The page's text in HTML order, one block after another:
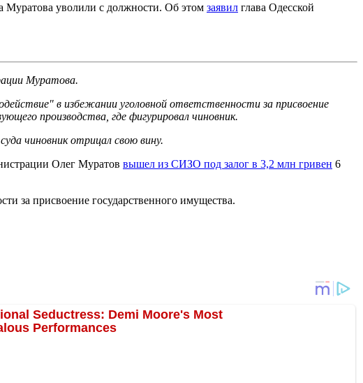
Муратова уволили с должности. Об этом заявил глава Одесской
Муратова.
в избежании уголовной ответственности за присвоение
производства, где фигурировал чиновник.
чиновник отрицал свою вину.
Олег Муратов вышел из СИЗО под залог в 3,2 млн гривен 6
за присвоение государственного имущества.